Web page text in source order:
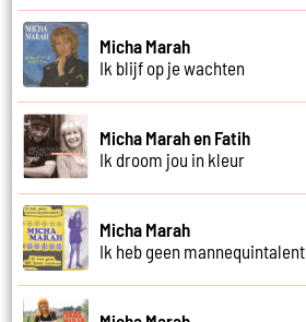
Micha Marah
Ik blijf op je wachten
Micha Marah en Fatih
Ik droom jou in kleur
Micha Marah
Ik heb geen mannequintalent